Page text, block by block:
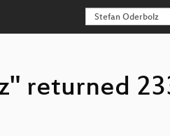
returned